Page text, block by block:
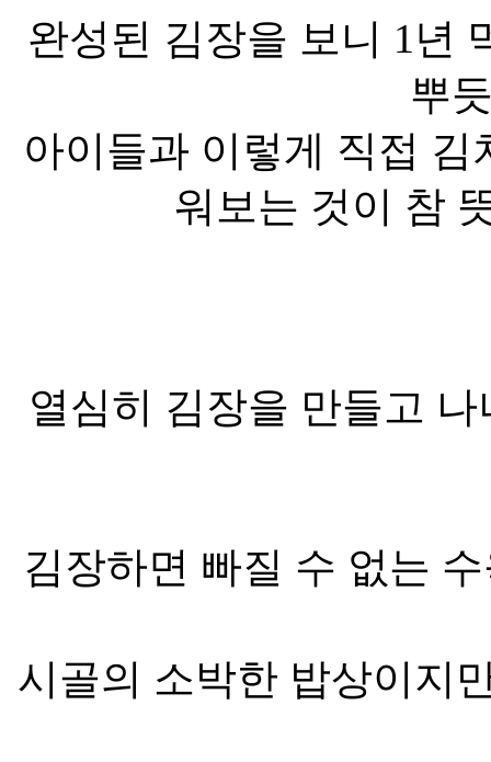
완성된 김장을 보니 1년
뿌
아이들과 이렇게 직접
워보는 것이 참
열심히 김장을 만들고
김장하면 빠질 수 없는
시골의 소박한 밥상이지